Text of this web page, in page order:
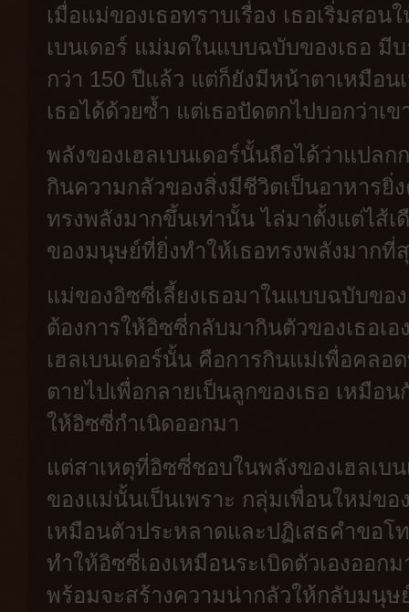
เมื่อแม่ของเธอทราบเรื่อง เธอเริ่มสอน
เบนเดอร์ แม่มดในแบบฉบับของเธอ มี
กว่า 150 ปีแล้ว แต่ก็ยังมีหน้าตาเหมือน
เธอได้ด้วยซ้ำ แต่เธอปัดตกไปบอกว่าเข
พลังของเฮลเบนเดอร์นั้นถือได้ว่าแปล
กินความกลัวของสิ่งมีชีวิตเป็นอาหารยิ่
ทรงพลังมากขึ้นเท่านั้น ไล่มาตั้งแต่ไส้
ของมนุษย์ที่ยิ่งทำให้เธอทรงพลังมากที่
แม่ของอิซซี่เลี้ยงเธอมาในแบบฉบับขอ
ต้องการให้อิซซี่กลับมากินตัวของเธอเ
เฮลเบนเดอร์นั้น คือการกินแม่เพื่อคล
ตายไปเพื่อกลายเป็นลูกของเธอ เหมือ
ให้อิซซี่กำเนิดออกมา
แต่สาเหตุที่อิซซี่ชอบในพลังของเฮลเบ
ของแม่นั้นเป็นเพราะ กลุ่มเพื่อนใหม่ขอ
เหมือนตัวประหลาดและปฏิเสธคำขอโ
ทำให้อิซซี่เองเหมือนระเบิดตัวเองออก
พร้อมจะสร้างความน่ากลัวให้กลับมนุษ